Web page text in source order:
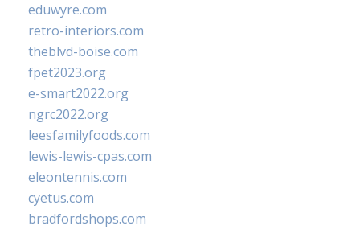
eduwyre.com
retro-interiors.com
theblvd-boise.com
fpet2023.org
e-smart2022.org
ngrc2022.org
leesfamilyfoods.com
lewis-lewis-cpas.com
eleontennis.com
cyetus.com
bradfordshops.com